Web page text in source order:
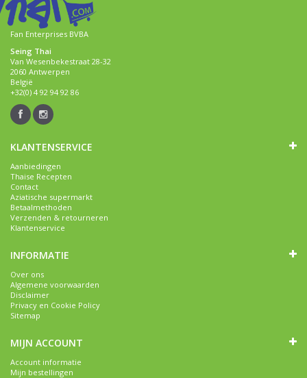
Fan Enterprises BVBA
Seing Thai
Van Wesenbekestraat 28-32
2060 Antwerpen
België
+32(0) 4 92 94 92 86
KLANTENSERVICE
Aanbiedingen
Thaise Recepten
Contact
Aziatische supermarkt
Betaalmethoden
Verzenden & retourneren
Klantenservice
INFORMATIE
Over ons
Algemene voorwaarden
Disclaimer
Privacy en Cookie Policy
Sitemap
MIJN ACCOUNT
Account informatie
Mijn bestellingen